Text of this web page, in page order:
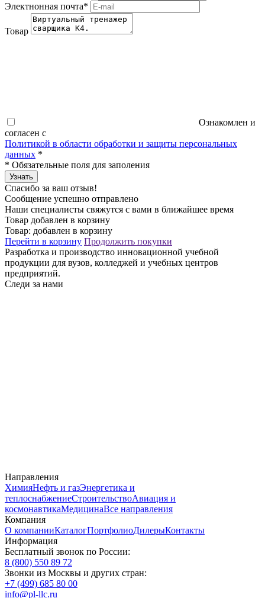
Электнонная почта*
Товар
Ознакомлен и
согласен с
Политикой в области обработки и защиты персональных
данных *
* Обязательные поля для заполения
Узнать
Спасибо за ваш отзыв!
Сообщение успешно отправлено
Наши специалисты свяжутся с вами в ближайшее время
Товар добавлен в корзину
Товар: добавлен в корзину
Перейти в корзину Продолжить покупки
Разработка и производство инновационной учебной
продукции для вузов, колледжей и учебных центров
предприятий.
Следи за нами
Направления
ХимияНефть и газЭнергетика и
теплоснабжениеСтроительствоАвиация и
космонавтикаМедицинаВсе направления
Компания
О компанииКаталогПортфолиоДилерыКонтакты
Информация
Бесплатный звонок по России:
8 (800) 550 89 72
Звонки из Москвы и других стран:
+7 (499) 685 80 00
info@pl-llc.ru